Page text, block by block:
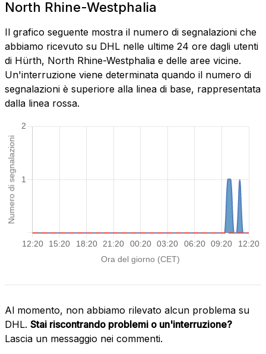
North Rhine-Westphalia
Il grafico seguente mostra il numero di segnalazioni che
abbiamo ricevuto su DHL nelle ultime 24 ore dagli utenti
di Hürth, North Rhine-Westphalia e delle aree vicine.
Un'interruzione viene determinata quando il numero di
segnalazioni è superiore alla linea di base, rappresentata
dalla linea rossa.
Al momento, non abbiamo rilevato alcun problema su
DHL. Stai riscontrando problemi o un'interruzione?
Lascia un messaggio nei commenti.